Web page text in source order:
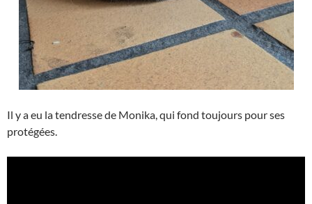
Il y a eu la tendresse de Monika, qui fond toujours pour ses
protégées.